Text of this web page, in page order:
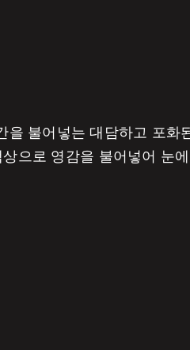
불어넣는 대담하고 포화
으로 영감을 불어넣어 눈